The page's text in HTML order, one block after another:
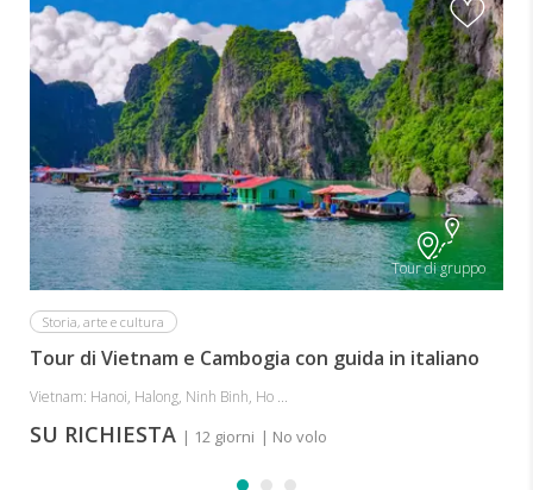
Tour di gruppo
Storia, arte e cultura
Tour di Vietnam e Cambogia con guida in italiano
Vietnam: Hanoi, Halong, Ninh Binh, Ho ...
SU RICHIESTA | 12 giorni | No volo